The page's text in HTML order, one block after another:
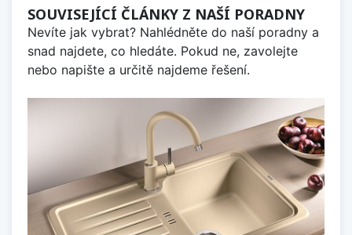
SOUVISEJÍCÍ ČLÁNKY Z NAŠÍ PORADNY
Nevíte jak vybrat? Nahlédněte do naší poradny a
snad najdete, co hledáte. Pokud ne, zavolejte
nebo napište a určitě najdeme řešení.